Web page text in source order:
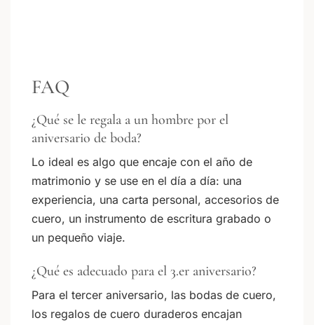
FAQ
¿Qué se le regala a un hombre por el
aniversario de boda?
Lo ideal es algo que encaje con el año de
matrimonio y se use en el día a día: una
experiencia, una carta personal, accesorios de
cuero, un instrumento de escritura grabado o
un pequeño viaje.
¿Qué es adecuado para el 3.er aniversario?
Para el tercer aniversario, las bodas de cuero,
los regalos de cuero duraderos encajan